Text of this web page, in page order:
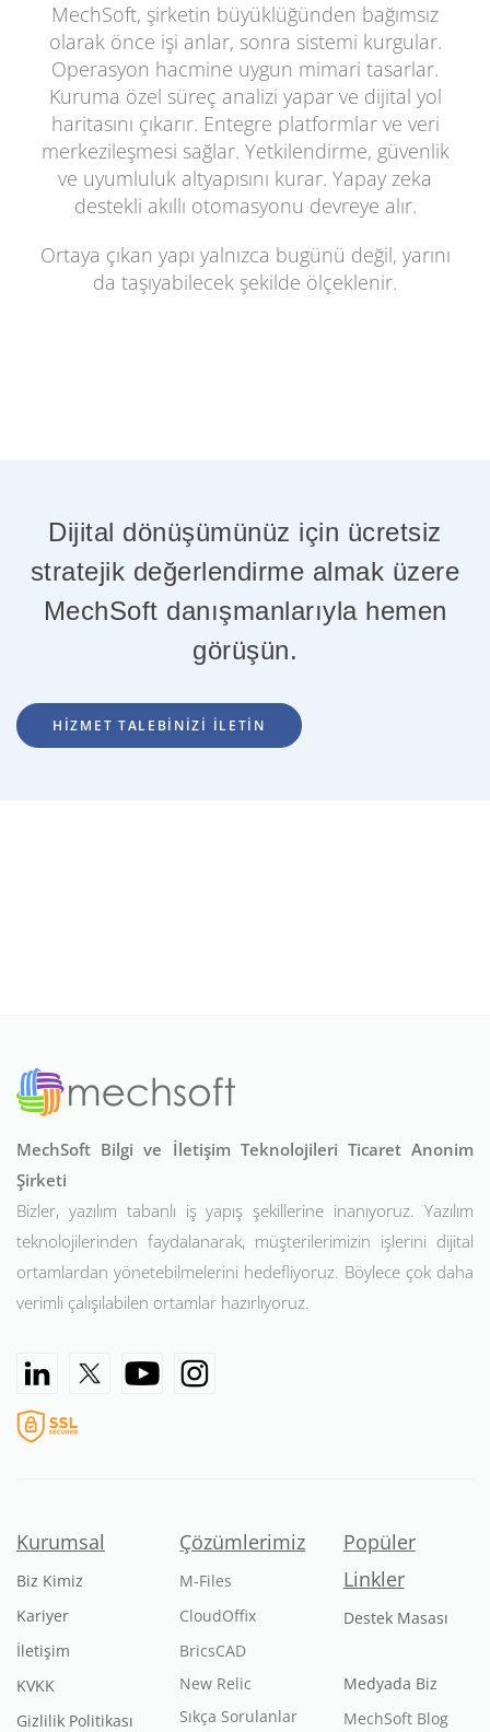
MechSoft, şirketin büyüklüğünden bağımsız
olarak önce işi anlar, sonra sistemi kurgular.
Operasyon hacmine uygun mimari tasarlar.
Kuruma özel süreç analizi yapar ve dijital yol
haritasını çıkarır. Entegre platformlar ve veri
merkezileşmesi sağlar. Yetkilendirme, güvenlik
ve uyumluluk altyapısını kurar. Yapay zeka
destekli akıllı otomasyonu devreye alır.
Ortaya çıkan yapı yalnızca bugünü değil, yarını
da taşıyabilecek şekilde ölçeklenir.
Dijital dönüşümünüz için ücretsiz
stratejik değerlendirme almak üzere
MechSoft danışmanlarıyla hemen
görüşün.
HİZMET TALEBİNİZİ İLETİN
MechSoft Bilgi ve İletişim Teknolojileri Ticaret Anonim
Şirketi
Bizler, yazılım tabanlı iş yapış şekillerine inanıyoruz. Yazılım
teknolojilerinden faydalanarak, müşterilerimizin işlerini dijital
ortamlardan yönetebilmelerini hedefliyoruz. Böylece çok daha
verimli çalışılabilen ortamlar hazırlıyoruz.
Kurumsal
Biz Kimiz
Kariyer
İletişim
KVKK
Gizlilik Politikası
Çözümlerimiz
M-Files
CloudOffix
BricsCAD
New Relic
Sıkça Sorulanlar
Popüler
Linkler
Destek Masası
Medyada Biz
MechSoft Blog